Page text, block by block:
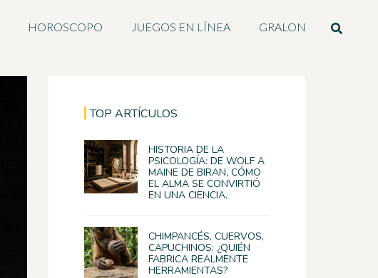
HOROSCOPO JUEGOS EN LÍNEA GRALON
TOP ARTÍCULOS
HISTORIA DE LA
PSICOLOGÍA: DE WOLF A
MAINE DE BIRAN, CÓMO
EL ALMA SE CONVIRTIÓ
EN UNA CIENCIA.
CHIMPANCÉS, CUERVOS,
CAPUCHINOS: ¿QUIÉN
FABRICA REALMENTE
HERRAMIENTAS?